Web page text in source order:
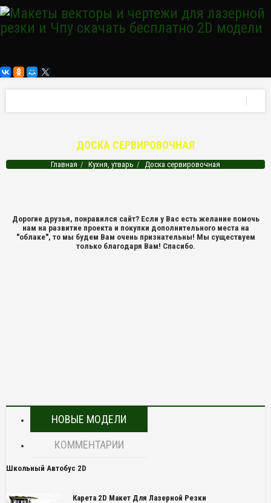
ДОСКА СЕРВИРОВОЧНАЯ
Главная Кухня, утварь Доска сервировочная
Дорогие друзья, понравился сайт? Если у Вас есть желание помочь
нам на развитие проекта и покупки дополнительного места на
"облаке", то мы будем Вам очень признательны! Мы существуем
только благодаря Вам! Спасибо.
НОВЫЕ МОДЕЛИ
КОММЕНТАРИИ
Школьный Автобус 2D
Карета 2D Макет Для Лазерной Резки